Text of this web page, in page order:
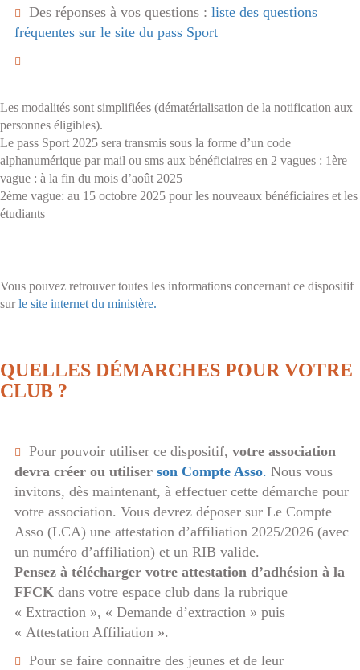
Des réponses à vos questions : liste des questions
fréquentes sur le site du pass Sport
Les modalités sont simplifiées (dématérialisation de la notification aux
personnes éligibles).
Le pass Sport 2025 sera transmis sous la forme d’un code
alphanumérique par mail ou sms aux bénéficiaires en 2 vagues : 1ère
vague : à la fin du mois d’août 2025
2ème vague: au 15 octobre 2025 pour les nouveaux bénéficiaires et les
étudiants
Vous pouvez retrouver toutes les informations concernant ce dispositif
surle site internet du ministère.
QUELLES DÉMARCHES POUR VOTRE
CLUB ?
Pour pouvoir utiliser ce dispositif, votre association
devra créer ou utiliser son Compte Asso. Nous vous
invitons, dès maintenant, à effectuer cette démarche pour
votre association. Vous devrez déposer sur Le Compte
Asso (LCA) une attestation d’affiliation 2025/2026 (avec
un numéro d’affiliation) et un RIB valide.
Pensez à télécharger votre attestation d’adhésion à la
FFCK dans votre espace club dans la rubrique
« Extraction », « Demande d’extraction » puis
« Attestation Affiliation ».
Pour se faire connaitre des jeunes et de leur